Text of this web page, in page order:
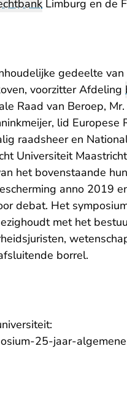
Limburg en de
gedeelte
voorzitter Afdeling
Raad van Beroep, Mr.
lid Europese
raadsheer en
Universiteit
het bovenstaande
anno 2019
debat. Het
met het
borrel.
25-jaar-